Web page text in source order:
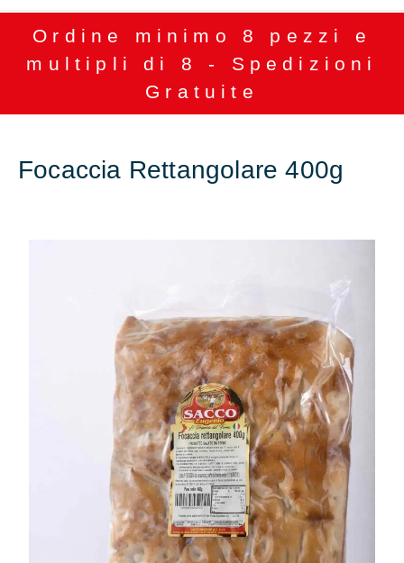
Ordine minimo 8 pezzi e
multipli di 8 - Spedizioni
Gratuite
Focaccia Rettangolare 400g